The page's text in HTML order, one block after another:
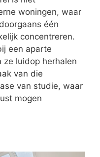
woningen, waar
één
concentreren.
een aparte
ze luidop herhalen
van die
van studie, waar
mogen